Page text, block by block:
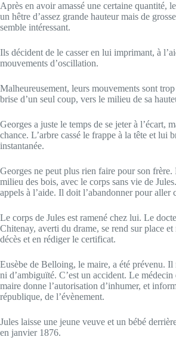
Après en avoir amassé une certaine quantité,
un hêtre d’assez grande hauteur mais de
semble intéressant.
Ils décident de le casser en lui imprimant, à
mouvements d’oscillation.
Malheureusement, leurs mouvements sont
brise d’un seul coup, vers le milieu de sa
Georges a juste le temps de se jeter à l’écart,
chance. L’arbre cassé le frappe à la tête et lui
instantanée.
Georges ne peut plus rien faire pour son frère.
milieu des bois, avec le corps sans vie de
appels à l’aide. Il doit l’abandonner pour aller
Le corps de Jules est ramené chez lui. Le
Chitenay, averti du drame, se rend sur place
décès et en rédiger le certificat.
Eusèbe de Belloing, le maire, a été prévenu. Il
ni d’ambiguïté. C’est un accident. Le médecin
maire donne l’autorisation d’inhumer, et
république, de l’évènement.
Jules laisse une jeune veuve et un bébé
en janvier 1876.